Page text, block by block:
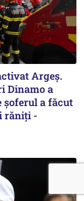
Argeş.
Dinamo a
șoferul a făcut
răniți -